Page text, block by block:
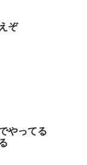
ぞ
やってる